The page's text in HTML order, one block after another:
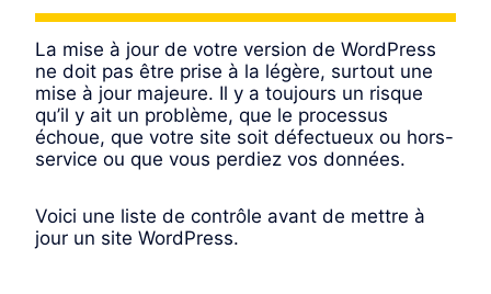
La mise à jour de votre version de WordPress
ne doit pas être prise à la légère, surtout une
mise à jour majeure. Il y a toujours un risque
qu’il y ait un problème, que le processus
échoue, que votre site soit défectueux ou hors-
service ou que vous perdiez vos données.
Voici une liste de contrôle avant de mettre à
jour un site WordPress.